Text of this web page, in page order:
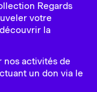
Regards
votre
la
nos activités de
un don via le